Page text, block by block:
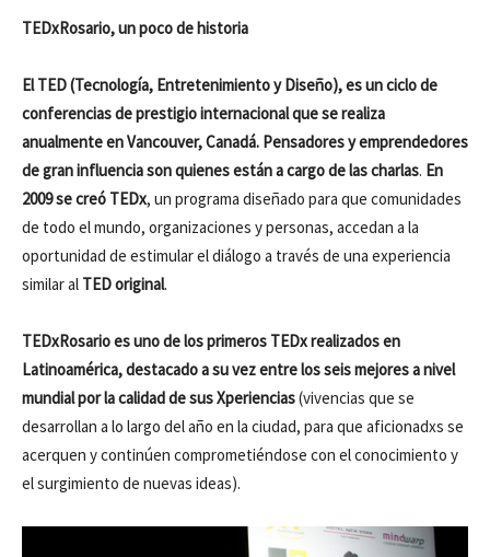
TEDxRosario, un poco de historia
El TED (Tecnología, Entretenimiento y Diseño), es un ciclo de
conferencias de prestigio internacional que se realiza
anualmente en Vancouver, Canadá. Pensadores y emprendedores
de gran influencia son quienes están a cargo de las charlas. En
2009 se creó TEDx, un programa diseñado para que comunidades
de todo el mundo, organizaciones y personas, accedan a la
oportunidad de estimular el diálogo a través de una experiencia
similar al TED original.
TEDxRosario es uno de los primeros TEDx realizados en
Latinoamérica, destacado a su vez entre los seis mejores a nivel
mundial por la calidad de sus Xperiencias(vivencias que se
desarrollan a lo largo del año en la ciudad, para que aficionadxs se
acerquen y continúen comprometiéndose con el conocimiento y
el surgimiento de nuevas ideas).